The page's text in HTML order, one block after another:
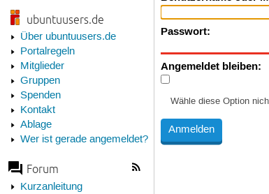
ubuntuusers.de
Über ubuntuusers.de
Portalregeln
Mitglieder
Gruppen
Spenden
Kontakt
Ablage
Wer ist gerade angemeldet?
Forum
Kurzanleitung
Passwort:
Angemeldet bleiben:
Wähle diese Option